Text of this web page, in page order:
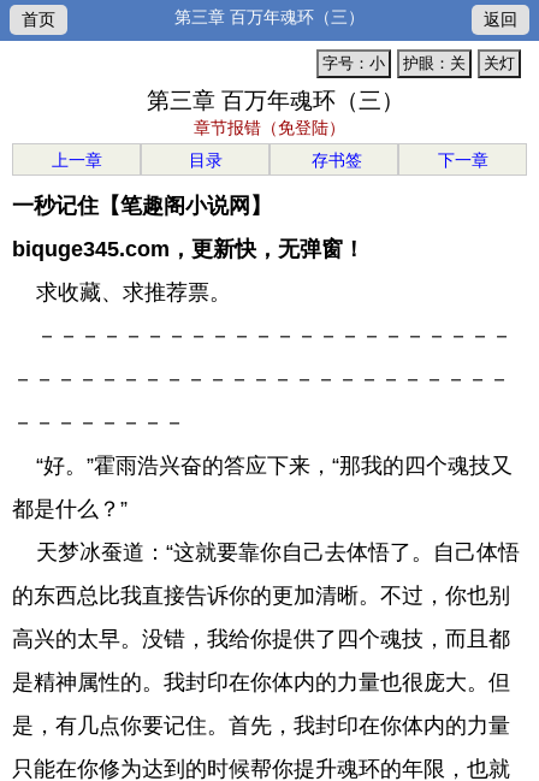
首页 第三章 百万年魂环（三） 返回
关灯
护眼：关
字号：小
第三章 百万年魂环（三）
章节报错（免登陆）
上一章
目录 存书签 下一章
一秒记住【笔趣阁小说网】
biquge345.com，更新快，无弹窗！
求收藏、求推荐票。
－－－－－－－－－－－－－－－－－－－－－－
－－－－－－－－－－－－－－－－－－－－－－－
－－－－－－－－
“好。”霍雨浩兴奋的答应下来，“那我的四个魂技又
都是什么？”
天梦冰蚕道：“这就要靠你自己去体悟了。自己体悟
的东西总比我直接告诉你的更加清晰。不过，你也别
高兴的太早。没错，我给你提供了四个魂技，而且都
是精神属性的。我封印在你体内的力量也很庞大。但
是，有几点你要记住。首先，我封印在你体内的力量
只能在你修为达到的时候帮你提升魂环的年限，也就